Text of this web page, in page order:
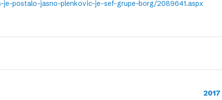
je-postalo-jasno-plenkovic-je-sef-grupe-borg/2089641.aspx
2017